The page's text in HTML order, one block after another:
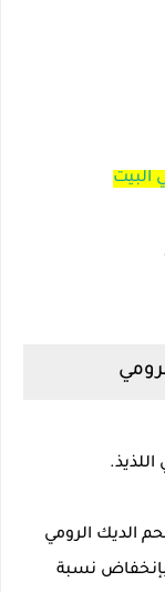
البيت
الديك الرومي
نسبة